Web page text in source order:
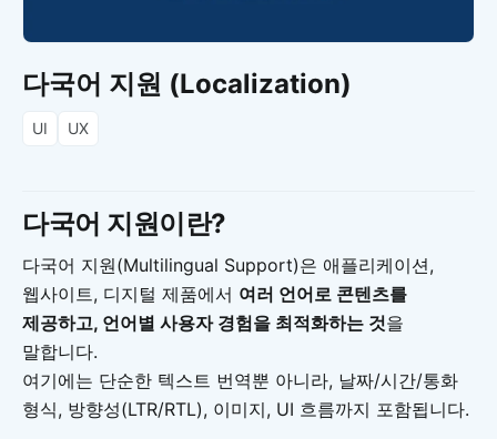
다국어 지원 (Localization)
UI UX
다국어 지원이란?
다국어 지원(Multilingual Support)은 애플리케이션,
웹사이트, 디지털 제품에서 여러 언어로 콘텐츠를
제공하고, 언어별 사용자 경험을 최적화하는 것을
말합니다.
여기에는 단순한 텍스트 번역뿐 아니라, 날짜/시간/통화
형식, 방향성(LTR/RTL), 이미지, UI 흐름까지 포함됩니다.